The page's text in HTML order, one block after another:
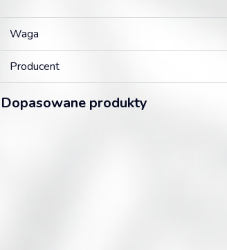
Waga
Producent
Dopasowane produkty